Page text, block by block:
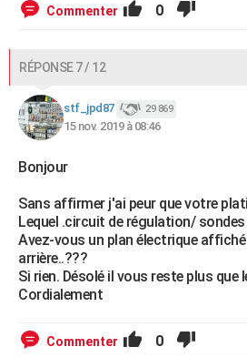
Commenter 0
RÉPONSE 7 / 12
stf_jpd87 29 869
15 nov. 2019 à 08:46
Bonjour
Sans affirmer j'ai peur que votre
Lequel .circuit de régulation/
Avez-vous un plan électrique
arrière..???
Si rien. Désolé il vous reste plus que
Cordialement
Commenter 0